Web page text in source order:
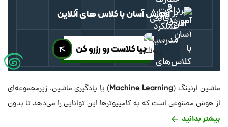
آموزش آسان با کلاس‌هایآنلاین
بیا کلاست رو رزرو کن
ماشین لرنینگ (Machine Learning) یا یادگیری ماشین، زیرمجموعه‌ای
از هوش مصنوعی است که به کامپیوترها این توانایی را می‌دهد تا بدون
برنامه‌نویسی صریح، از روی داده‌ها یاد بگیرند و مدل‌هایی بسازند که
بیشتر بدانید